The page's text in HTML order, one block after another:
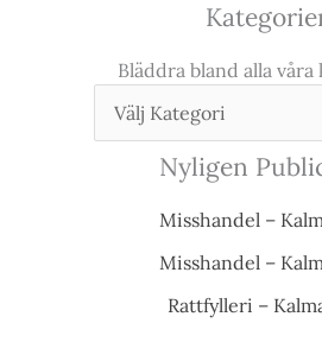
Bläddra bland alla
Nyligen
Misshandel –
Misshandel –
Rattfylleri –